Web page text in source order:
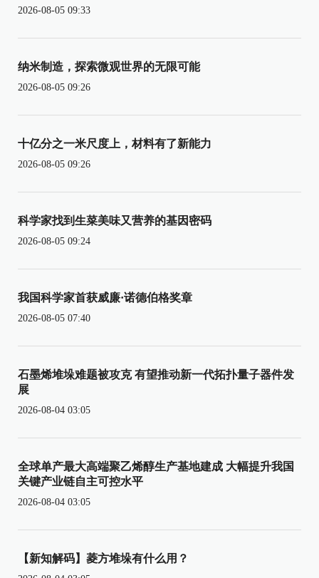
2026-08-05 09:33
纳米制造，探索微观世界的无限可能
2026-08-05 09:26
十亿分之一米尺度上，材料有了新能力
2026-08-05 09:26
科学家找到生菜美味又营养的基因密码
2026-08-05 09:24
我国科学家首获威廉·诺德伯格奖章
2026-08-05 07:40
石墨烯堆垛难题被攻克 有望推动新一代拓扑量子器件发
展
2026-08-04 03:05
全球单产最大高端聚乙烯醇生产基地建成 大幅提升我国
关键产业链自主可控水平
2026-08-04 03:05
【新知解码】菱方堆垛有什么用？